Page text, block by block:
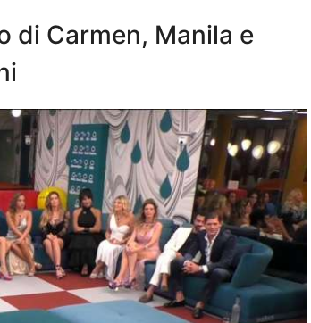
di Carmen, Manila e